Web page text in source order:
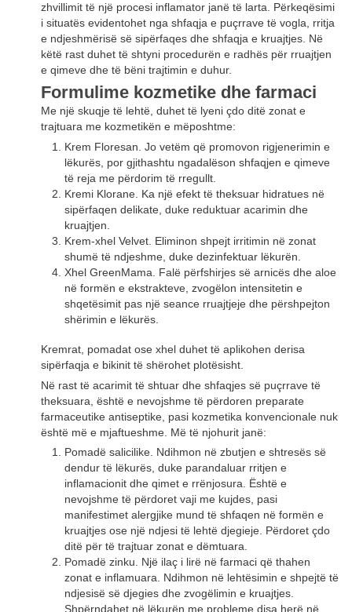
zhvillimit të një procesi inflamator janë të larta. Përkeqësimi
i situatës evidentohet nga shfaqja e puçrrave të vogla, rritja
e ndjeshmërisë së sipërfaqes dhe shfaqja e kruajtjes. Në
këtë rast duhet të shtyni procedurën e radhës për rruajtjen
e qimeve dhe të bëni trajtimin e duhur.
Formulime kozmetike dhe farmaci
Me një skuqje të lehtë, duhet të lyeni çdo ditë zonat e
trajtuara me kozmetikën e mëposhtme:
Krem Floresan. Jo vetëm që promovon rigjenerimin e
lëkurës, por gjithashtu ngadalëson shfaqjen e qimeve
të reja me përdorim të rregullt.
Kremi Klorane. Ka një efekt të theksuar hidratues në
sipërfaqen delikate, duke reduktuar acarimin dhe
kruajtjen.
Krem-xhel Velvet. Eliminon shpejt irritimin në zonat
shumë të ndjeshme, duke dezinfektuar lëkurën.
Xhel GreenMama. Falë përfshirjes së arnicës dhe aloe
në formën e ekstrakteve, zvogëlon intensitetin e
shqetësimit pas një seance rruajtjeje dhe përshpejton
shërimin e lëkurës.
Kremrat, pomadat ose xhel duhet të aplikohen derisa
sipërfaqja e bikinit të shërohet plotësisht.
Në rast të acarimit të shtuar dhe shfaqjes së puçrrave të
theksuara, është e nevojshme të përdoren preparate
farmaceutike antiseptike, pasi kozmetika konvencionale nuk
është më e mjaftueshme. Më të njohurit janë:
Pomadë salicilike. Ndihmon në zbutjen e shtresës së
dendur të lëkurës, duke parandaluar rritjen e
inflamacionit dhe qimet e rrënjosura. Është e
nevojshme të përdoret vaji me kujdes, pasi
manifestimet alergjike mund të shfaqen në formën e
kruajtjes ose një ndjesi të lehtë djegieje. Përdoret çdo
ditë për të trajtuar zonat e dëmtuara.
Pomadë zinku. Një ilaç i lirë në farmaci që thahen
zonat e inflamuara. Ndihmon në lehtësimin e shpejtë të
ndjesisë së djegies dhe zvogëlimin e kruajtjes.
Shpërndahet në lëkurën me probleme disa herë në